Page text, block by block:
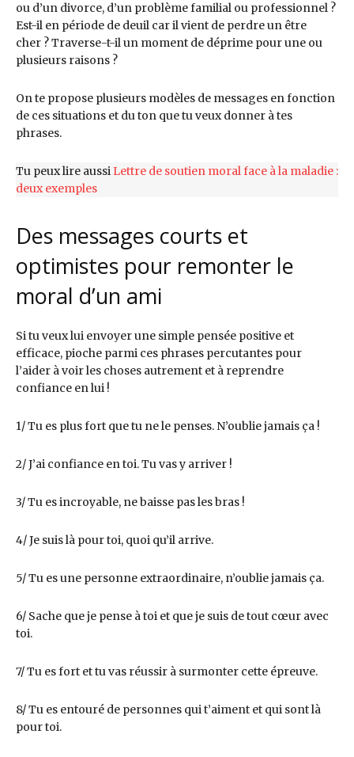
ou d’un divorce, d’un problème familial ou professionnel ?
Est-il en période de deuil car il vient de perdre un être
cher ? Traverse-t-il un moment de déprime pour une ou
plusieurs raisons ?
On te propose plusieurs modèles de messages en fonction
de ces situations et du ton que tu veux donner à tes
phrases.
Tu peux lire aussi Lettre de soutien moral face à la maladie :
deux exemples
Des messages courts et
optimistes pour remonter le
moral d’un ami
Si tu veux lui envoyer une simple pensée positive et
efficace, pioche parmi ces phrases percutantes pour
l’aider à voir les choses autrement et à reprendre
confiance en lui !
1/ Tu es plus fort que tu ne le penses. N’oublie jamais ça !
2/ J’ai confiance en toi. Tu vas y arriver !
3/ Tu es incroyable, ne baisse pas les bras !
4/ Je suis là pour toi, quoi qu’il arrive.
5/ Tu es une personne extraordinaire, n’oublie jamais ça.
6/ Sache que je pense à toi et que je suis de tout cœur avec
toi.
7/ Tu es fort et tu vas réussir à surmonter cette épreuve.
8/ Tu es entouré de personnes qui t’aiment et qui sont là
pour toi.